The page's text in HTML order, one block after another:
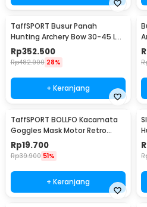
TaffSPORT Busur Panah
Hunting Archery Bow 30-45 LB
- SA
Rp352.500
Rp482.900 28%
+ Keranjang
TaffSPORT BOLLFO Kacamata
Goggles Mask Motor Retro
Windproof - MT-04
Rp19.700
Rp39.900 51%
+ Keranjang